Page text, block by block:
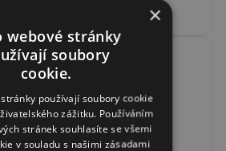
837 Žamberk
×
webové stránky
soubory
cookie.
používají soubory cookie
zážitku. Používáním
stránek souhlasíte se všemi
v souladu s našimi zásadami